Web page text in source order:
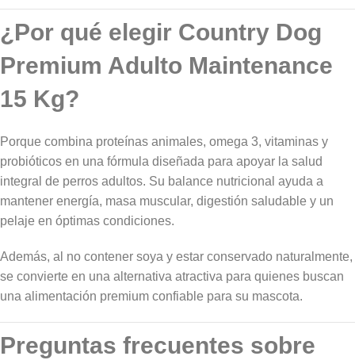
¿Por qué elegir Country Dog
Premium Adulto Maintenance
15 Kg?
Porque combina proteínas animales, omega 3, vitaminas y
probióticos en una fórmula diseñada para apoyar la salud
integral de perros adultos. Su balance nutricional ayuda a
mantener energía, masa muscular, digestión saludable y un
pelaje en óptimas condiciones.
Además, al no contener soya y estar conservado naturalmente,
se convierte en una alternativa atractiva para quienes buscan
una alimentación premium confiable para su mascota.
Preguntas frecuentes sobre